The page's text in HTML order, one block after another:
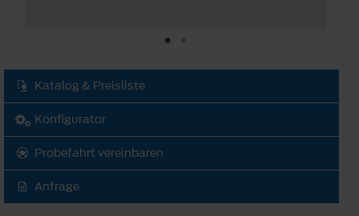
Katalog & Preisliste
Konfigurator
Probefahrt vereinbaren
Anfrage